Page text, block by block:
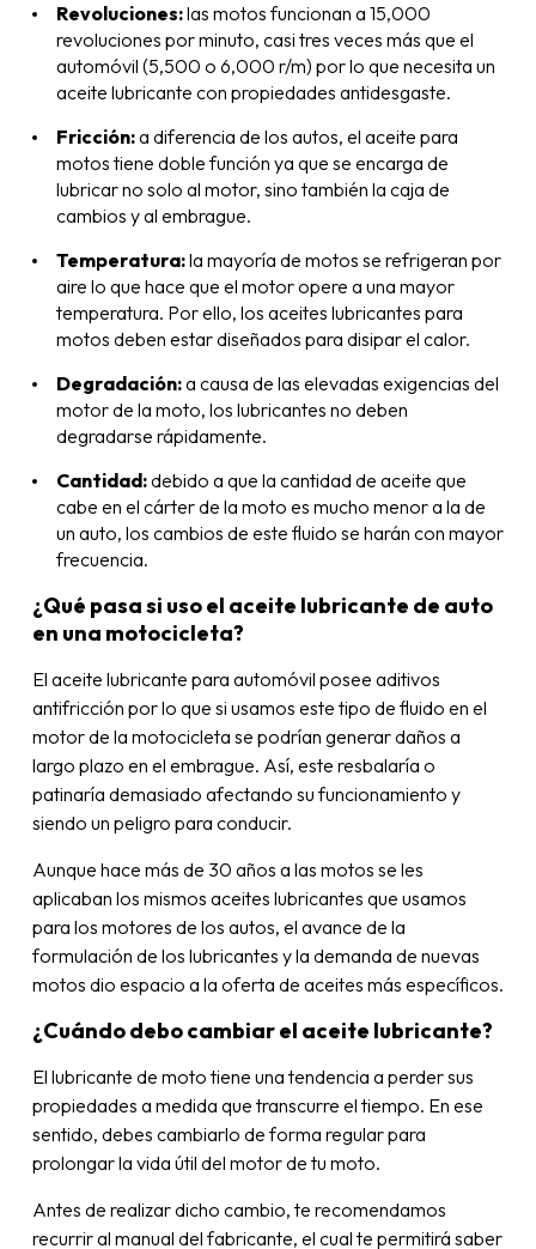
Revoluciones:las motos funcionan a 15,000
revoluciones por minuto, casi tres veces más que el
automóvil (5,500 o 6,000 r/m) por lo que necesita un
aceite lubricante con propiedades antidesgaste.
Fricción:a diferencia de los autos, el aceite para
motos tiene doble función ya que se encarga de
lubricar no solo al motor, sino también la caja de
cambios y al embrague.
Temperatura:la mayoría de motos se refrigeran por
aire lo que hace que el motor opere a una mayor
temperatura. Por ello, los aceites lubricantes para
motos deben estar diseñados para disipar el calor.
Degradación:a causa de las elevadas exigencias del
motor de la moto, los lubricantes no deben
degradarse rápidamente.
Cantidad:debido a que la cantidad de aceite que
cabe en el cárter de la moto es mucho menor a la de
un auto, los cambios de este fluido se harán con mayor
frecuencia.
¿Qué pasa si uso el aceite lubricante de auto
en una motocicleta?
El aceite lubricante para automóvil posee aditivos
antifricción por lo que si usamos este tipo de fluido en el
motor de la motocicleta se podrían generar daños a
largo plazo en el embrague. Así, este resbalaría o
patinaría demasiado afectando su funcionamiento y
siendo un peligro para conducir.
Aunque hace más de 30 años a las motos se les
aplicaban los mismos aceites lubricantes que usamos
para los motores de los autos, el avance de la
formulación de los lubricantes y la demanda de nuevas
motos dio espacio a la oferta de aceites más específicos.
¿Cuándo debo cambiar el aceite lubricante?
El lubricante de moto tiene una tendencia a perder sus
propiedades a medida que transcurre el tiempo. En ese
sentido, debes cambiarlo de forma regular para
prolongar la vida útil del motor de tu moto.
Antes de realizar dicho cambio, te recomendamos
recurrir al manual del fabricante, el cual te permitirá saber